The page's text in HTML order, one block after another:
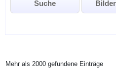
Mehr als 2000 gefundene Einträge